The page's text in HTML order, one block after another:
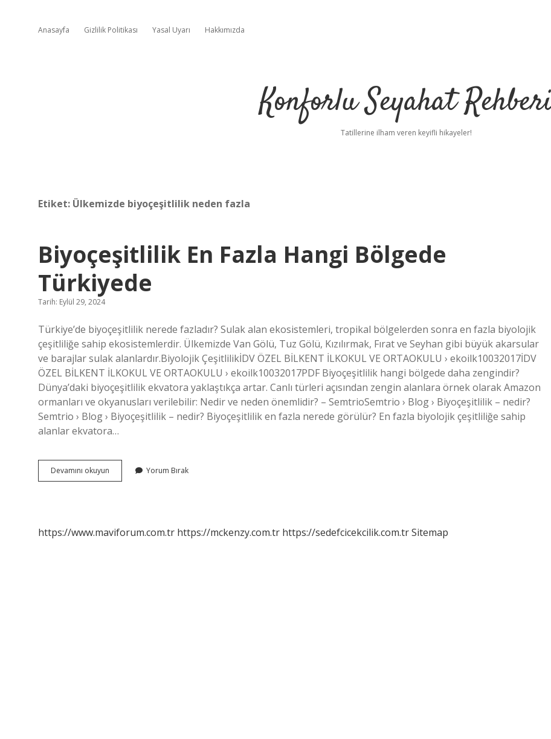
Anasayfa Gizlilik Politikası Yasal Uyarı Hakkımızda
Konforlu Seyahat
Tatillerine ilham veren keyifli hikayeler!
Etiket: Ülkemizde biyoçeşitlilik neden fazla
Biyoçeşitlilik En Fazla Hangi Bölgede
Türkiyede
Tarih: Eylül 29, 2024
Türkiye’de biyoçeşitlilik nerede fazladır? Sulak alan ekosistemleri, tropikal bölgelerden sonra en fazla biyolojik
çeşitliliğe sahip ekosistemlerdir. Ülkemizde Van Gölü, Tuz Gölü, Kızılırmak, Fırat ve Seyhan gibi büyük akarsular
ve barajlar sulak alanlardır.Biyolojik ÇeşitlilikİDV ÖZEL BİLKENT İLKOKUL VE ORTAOKULU › ekoilk10032017İDV
ÖZEL BİLKENT İLKOKUL VE ORTAOKULU › ekoilk10032017PDF Biyoçeşitlilik hangi bölgede daha zengindir?
Dünya’daki biyoçeşitlilik ekvatora yaklaştıkça artar. Canlı türleri açısından zengin alanlara örnek olarak Amazon
ormanları ve okyanusları verilebilir: Nedir ve neden önemlidir? – SemtrioSemtrio › Blog › Biyoçeşitlilik – nedir?
Semtrio › Blog › Biyoçeşitlilik – nedir? Biyoçeşitlilik en fazla nerede görülür? En fazla biyolojik çeşitliliğe sahip
alanlar ekvatora…
Devamını okuyun Biyoçeşitlilik
En
Yorum Bırak
https://www.maviforum.com.tr https://mckenzy.com.tr https://sedefcicekcilik.com.trSitemap